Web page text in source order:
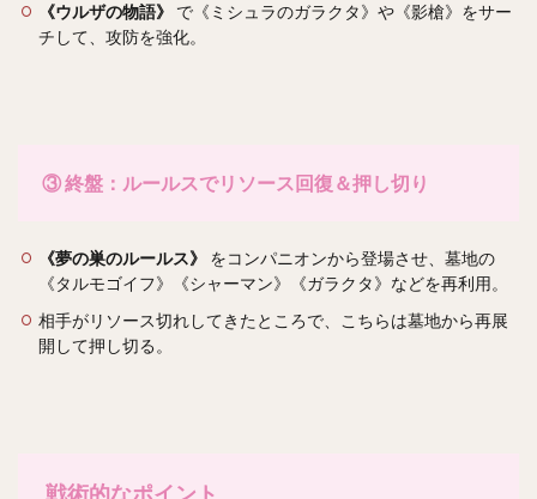
《ウルザの物語》
で《ミシュラのガラクタ》や《影槍》をサー
チして、攻防を強化。
③ 終盤：ルールスでリソース回復＆押し切り
《夢の巣のルールス》
をコンパニオンから登場させ、墓地の
《タルモゴイフ》《シャーマン》《ガラクタ》などを再利用。
相手がリソース切れしてきたところで、こちらは墓地から再展
開して押し切る。
戦術的なポイント